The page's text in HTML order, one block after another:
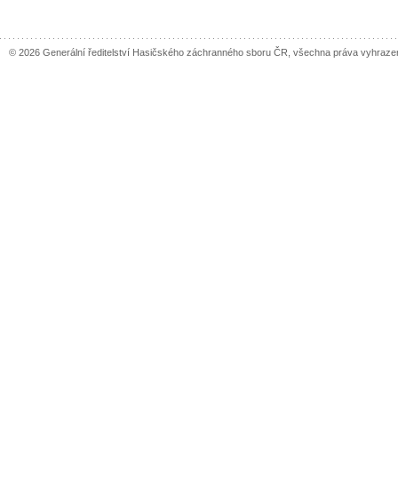
© 2026 Generální ředitelství Hasičského záchranného sboru ČR, všechna práva